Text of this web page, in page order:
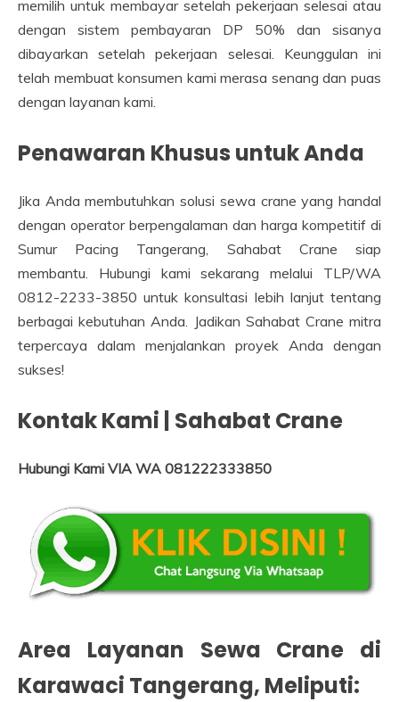
memilih untuk membayar setelah pekerjaan selesai atau
dengan sistem pembayaran DP 50% dan sisanya
dibayarkan setelah pekerjaan selesai. Keunggulan ini
telah membuat konsumen kami merasa senang dan puas
dengan layanan kami.
Penawaran Khusus untuk Anda
Jika Anda membutuhkan solusi sewa crane yang handal
dengan operator berpengalaman dan harga kompetitif di
Sumur Pacing Tangerang, Sahabat Crane siap
membantu. Hubungi kami sekarang melalui TLP/WA
0812-2233-3850 untuk konsultasi lebih lanjut tentang
berbagai kebutuhan Anda. Jadikan Sahabat Crane mitra
terpercaya dalam menjalankan proyek Anda dengan
sukses!
Kontak Kami | Sahabat Crane
Hubungi Kami VIA WA 081222333850
Area Layanan Sewa Crane di
Karawaci Tangerang, Meliputi: